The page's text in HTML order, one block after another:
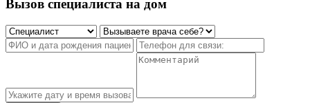
Вызов специалиста на дом